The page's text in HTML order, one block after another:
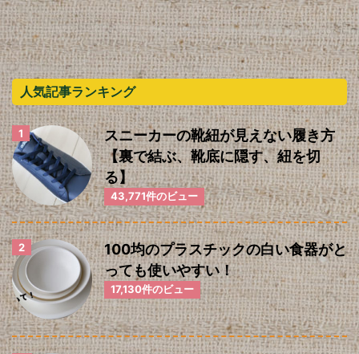
人気記事ランキング
スニーカーの靴紐が見えない履き方
【裏で結ぶ、靴底に隠す、紐を切
る】
43,771件のビュー
100均のプラスチックの白い食器がと
っても使いやすい！
17,130件のビュー